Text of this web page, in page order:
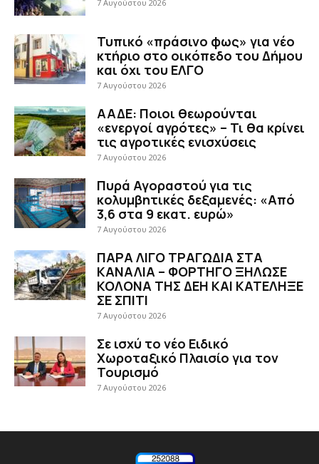
7 Αυγούστου 2026
Τυπικό «πράσινο φως» για νέο
κτήριο στο οικόπεδο του Δήμου
και όχι του ΕΛΓΟ
7 Αυγούστου 2026
ΑΑΔΕ: Ποιοι θεωρούνται
«ενεργοί αγρότες» – Τι θα κρίνει
τις αγροτικές ενισχύσεις
7 Αυγούστου 2026
Πυρά Αγοραστού για τις
κολυμβητικές δεξαμενές: «Από
3,6 στα 9 εκατ. ευρώ»
7 Αυγούστου 2026
ΠΑΡΑ ΛΙΓΟ ΤΡΑΓΩΔΙΑ ΣΤΑ
ΚΑΝΑΛΙΑ – ΦΟΡΤΗΓΟ ΞΗΛΩΣΕ
ΚΟΛΟΝΑ ΤΗΣ ΔΕΗ ΚΑΙ ΚΑΤΕΛΗΞΕ
ΣΕ ΣΠΙΤΙ
7 Αυγούστου 2026
Σε ισχύ το νέο Ειδικό
Χωροταξικό Πλαισίο για τον
Τουρισμό
7 Αυγούστου 2026